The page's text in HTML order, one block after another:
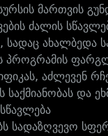
მართვის
ძალის
ახალბედა
პროგრამის
აძლევენ
და
სადაზღვევო